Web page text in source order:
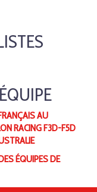
AU
RACING F3D-F5D
ÉQUIPES DE